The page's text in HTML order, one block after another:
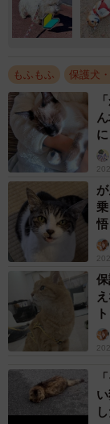
もふもふ 保護犬